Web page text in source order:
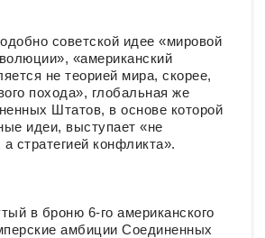
советской идее «мировой
«американский
не теорией мира, скорее,
похода», глобальная же
Штатов, в основе которой
идеи, выступает «не
стратегией конфликта».
в броню 6-го американского
амбиции Соединенных